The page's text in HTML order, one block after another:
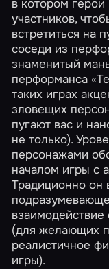
в котором
участников,
встретиться на
соседи из
знаменитый
перформанса
таких играх
зловещих
пугают вас и
не только).
персонажами
началом игры с
Традиционно он
(для желающих
реалистичное
игры).